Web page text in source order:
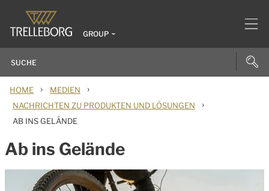
GROUP
HOME › MEDIEN ›
NACHRICHTEN ZU PRODUKTEN UND LÖSUNGEN ›
AB INS GELÄNDE
Ab ins Gelände